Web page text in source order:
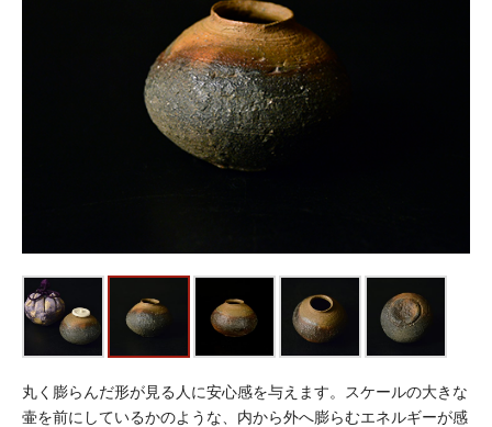
丸く膨らんだ形が見る人に安心感を与えます。スケールの大きな
壷を前にしているかのような、内から外へ膨らむエネルギーが感